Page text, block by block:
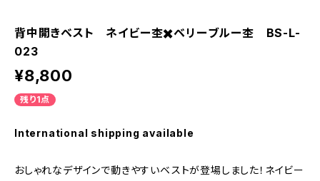
背中開きベスト ネイビー杢✖️ベリーブルー杢 BS-L-
023
¥8,800
残り1点
International shipping available
おしゃれなデザインで動きやすいベストが登場しました！ネイビー